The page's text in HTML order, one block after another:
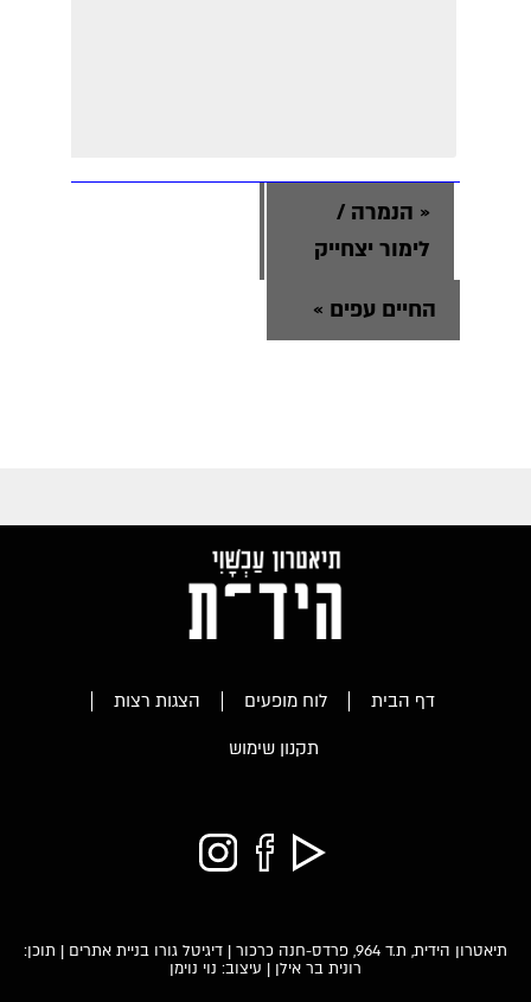
« הנמרה /
לימור יצחייק
החיים עפים »
דף הבית לוח מופעים
הצגות רצות
תקנון שימוש
תיאטרון הידית, ת.ד 964, פרדס-חנה כרכור | דיגיטל גורו בניית אתרים | תוכן:
רונית בר אילן | עיצוב: נוי נוימן